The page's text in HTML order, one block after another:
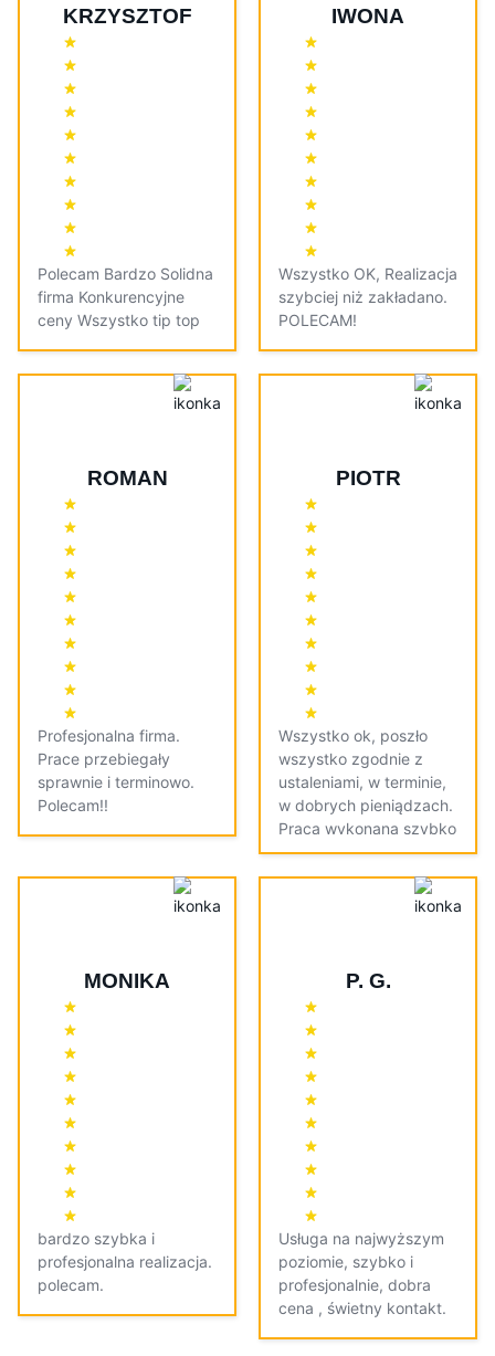
KRZYSZTOF
Polecam Bardzo Solidna
firma Konkurencyjne
ceny Wszystko tip top
IWONA
Wszystko OK, Realizacja
szybciej niż zakładano.
POLECAM!
ROMAN
Profesjonalna firma.
Prace przebiegały
sprawnie i terminowo.
Polecam!!
PIOTR
Wszystko ok, poszło
wszystko zgodnie z
ustaleniami, w terminie,
w dobrych pieniądzach.
Praca wykonana szybko
i dokładnie.
MONIKA
bardzo szybka i
profesjonalna realizacja.
polecam.
P. G.
Usługa na najwyższym
poziomie, szybko i
profesjonalnie, dobra
cena , świetny kontakt.